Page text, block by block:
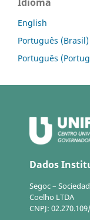
Idioma
English
Português (Brasil)
Português
Dados
Segoc –
Coelho LTDA
CNPJ: